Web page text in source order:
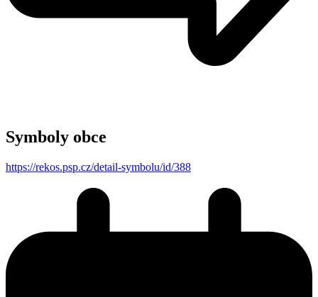
Symboly obce
https://rekos.psp.cz/detail-symbolu/id/388